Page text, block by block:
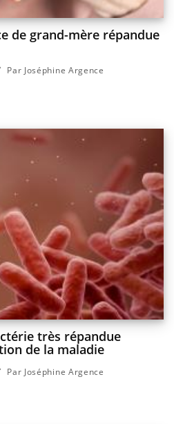
de grand-mère répandue
Par Joséphine Argence
très répandue
de la maladie
Par Joséphine Argence